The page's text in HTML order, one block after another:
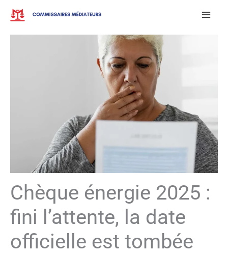
Aller
contenu
Chèque énergie 2025 :
fini l’attente, la date
officielle est tombée